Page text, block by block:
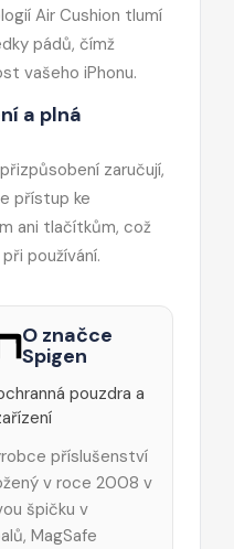
Air Cushion tlumí
pádů, čímž
vašeho iPhonu.
a plná
zaručují,
přístup ke
ani tlačítkům, což
používání.
O značce
Spigen
pouzdra a
příslušenství
v roce 2008 v
špičku v
MagSafe